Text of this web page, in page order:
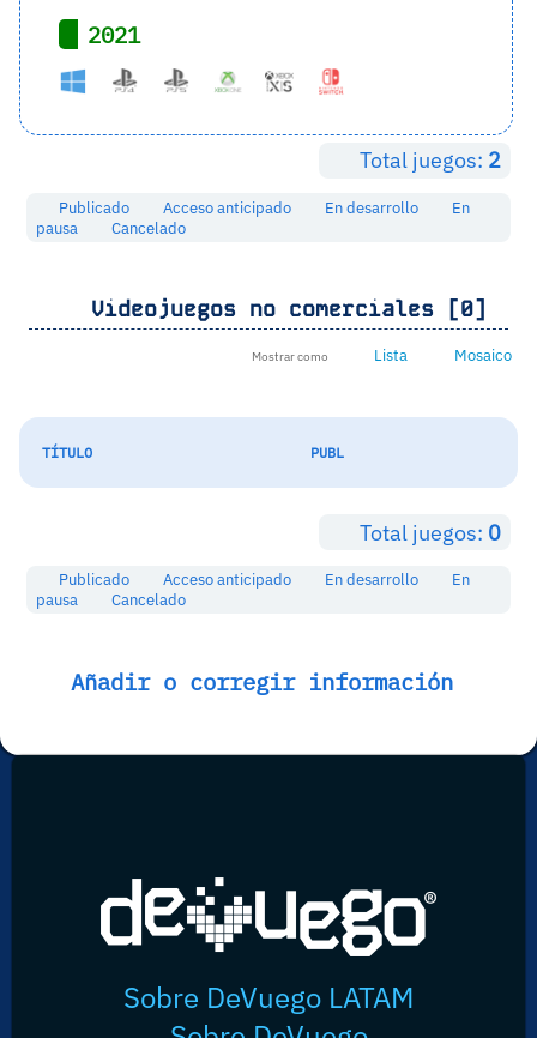
2021
Total juegos: 2
Publicado Acceso anticipado En desarrollo
En
pausa
Cancelado
Videojuegos no comerciales [0]
Mostrar como Lista Mosaico
TÍTULO PUBL
Total juegos: 0
Publicado Acceso anticipado En desarrollo
En
pausa
Cancelado
Añadir o corregir información
Sobre DeVuego LATAM